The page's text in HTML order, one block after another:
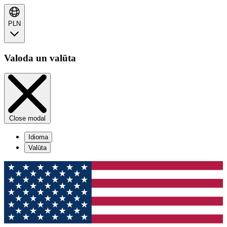
PLN
Valoda un valūta
Close modal
Idioma
Valūta